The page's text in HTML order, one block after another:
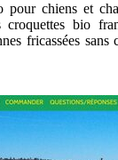
pour chiens et
croquettes bio
fricassées sans